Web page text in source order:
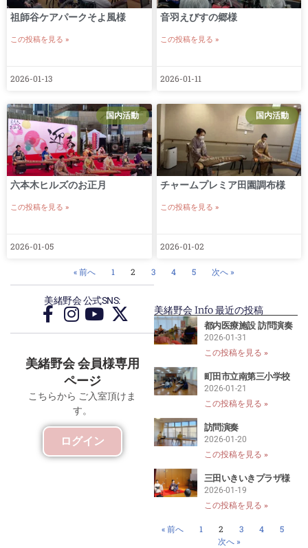
祖師谷ケアパークそよ風様
この投稿を見る »
2026-01-13
音羽えびすの郷様
この投稿を見る »
2026-01-11
国内活動
六本木ヒルズのお正月
この投稿を見る »
2026-01-05
国内活動
チャームプレミア田園調布様
この投稿を見る »
2026-01-02
« 前へ 1 2 3 4 5 次へ »
美緒野会 公式SNS:
美緒野会 会員様専用
ページ
こちらから ご入室頂けま
す。
ログイン
美緒野会 Info 最近の投稿
都内医療施設 訪問演奏
2026-01-31
この投稿を見る »
町田市立南第三小学校
2026-01-21
この投稿を見る »
訪問演奏
2026-01-20
この投稿を見る »
三田いきいきプラザ様
2026-01-19
この投稿を見る »
« 前へ 1 2 3 4
5
次へ »